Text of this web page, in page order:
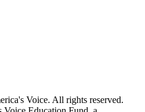
Voice. All rights reserved.